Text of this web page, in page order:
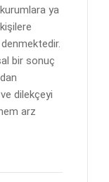
ya
bir sonuç
dilekçeyi
arz